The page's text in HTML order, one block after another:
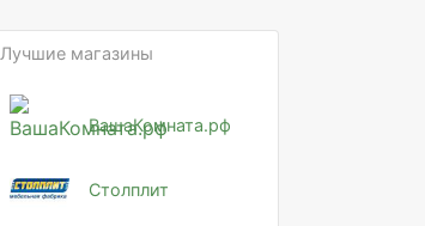
Лучшие магазины
ВашаКомната.рф
Столплит